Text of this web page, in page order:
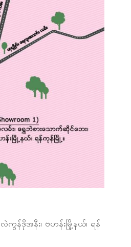
ကွန်ဒိုအနီး၊ ဗဟန်းမြို့နယ်၊ ရန်
တန်းစင်တာ။ Ph:
တစ်ထောင်မြို့နယ်၊ ရန်ကုန်မြို့။
ကမာရွတ်မြို့နယ်၊ ရန်ကုန်မြို့။
၊ စမ်းချောင်း မြို့နယ်၊ ရန်
မြို့နယ်၊ ရန်ကုန်မြို့။ Ph:
ရွတ်မြို့နယ်၊ ရန်ကုန်မြို့။
း၊ မြို့မဈေးရှေ့၊ တောင်ကြီး
ကုန်မြို့။ Ph: 09763767556
။ Ph: 09762252677
မြို့မရပ်ကွက် ၊ မီးသတ်ရုံးရှေ့